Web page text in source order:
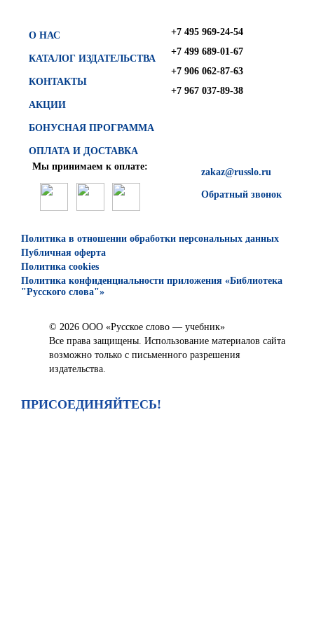
О НАС
КАТАЛОГ ИЗДАТЕЛЬСТВА
КОНТАКТЫ
АКЦИИ
БОНУСНАЯ ПРОГРАММА
ОПЛАТА И ДОСТАВКА
+7 495 969-24-54
+7 499 689-01-67
+7 906 062-87-63
+7 967 037-89-38
zakaz@russlo.ru
Обратный звонок
Мы принимаем к оплате:
Политика в отношении обработки персональных данных
Публичная оферта
Политика cookies
Политика конфиденциальности приложения «Библиотека
"Русского слова"»
© 2026 ООО «Русское слово — учебник»
Все права защищены. Использование материалов сайта
возможно только с письменного разрешения
издательства.
ПРИСОЕДИНЯЙТЕСЬ!